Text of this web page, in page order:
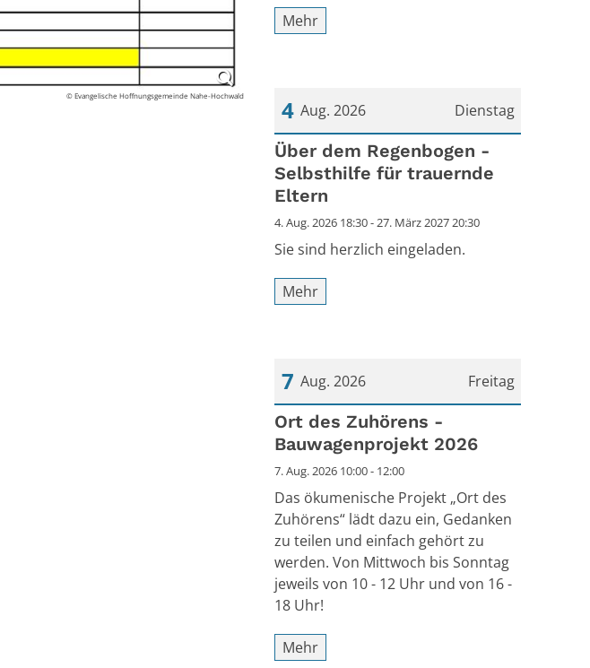
© Evangelische Hoffnungsgemeinde Nahe-Hochwald
Mehr
Dienstag
4 Aug. 2026
Datum: 4. August 2026
Über dem Regenbogen -
Selbsthilfe für trauernde
Eltern
4. Aug. 2026 18:30 - 27. März 2027 20:30
Sie sind herzlich eingeladen.
Mehr
Freitag
7 Aug. 2026
Datum: 7. August 2026
Ort des Zuhörens -
Bauwagenprojekt 2026
7. Aug. 2026 10:00 - 12:00
Das ökumenische Projekt „Ort des
Zuhörens“ lädt dazu ein, Gedanken
zu teilen und einfach gehört zu
werden. Von Mittwoch bis Sonntag
jeweils von 10 - 12 Uhr und von 16 -
18 Uhr!
Mehr